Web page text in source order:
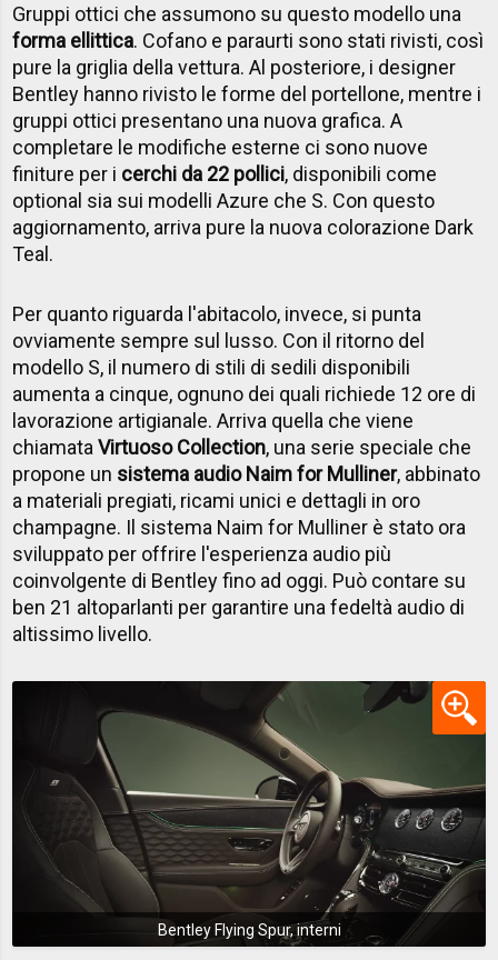
Gruppi ottici che assumono su questo modello una
forma ellittica. Cofano e paraurti sono stati rivisti, così
pure la griglia della vettura. Al posteriore, i designer
Bentley hanno rivisto le forme del portellone, mentre i
gruppi ottici presentano una nuova grafica. A
completare le modifiche esterne ci sono nuove
finiture per i cerchi da 22 pollici, disponibili come
optional sia sui modelli Azure che S. Con questo
aggiornamento, arriva pure la nuova colorazione Dark
Teal.
Per quanto riguarda l'abitacolo, invece, si punta
ovviamente sempre sul lusso. Con il ritorno del
modello S, il numero di stili di sedili disponibili
aumenta a cinque, ognuno dei quali richiede 12 ore di
lavorazione artigianale. Arriva quella che viene
chiamataVirtuoso Collection, una serie speciale che
propone un sistema audio Naim for Mulliner, abbinato
a materiali pregiati, ricami unici e dettagli in oro
champagne. Il sistema Naim for Mulliner è stato ora
sviluppato per offrire l'esperienza audio più
coinvolgente di Bentley fino ad oggi. Può contare su
ben 21 altoparlanti per garantire una fedeltà audio di
altissimo livello.
Bentley Flying Spur, interni